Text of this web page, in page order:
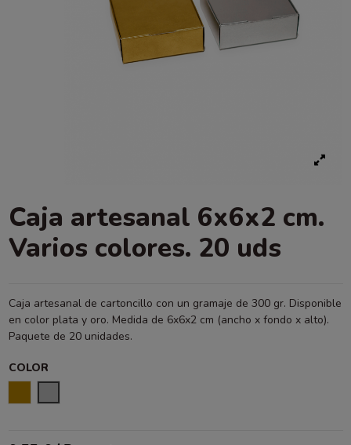
Caja artesanal 6x6x2 cm.
Varios colores. 20 uds
Caja artesanal de cartoncillo con un gramaje de 300 gr. Disponible
en color plata y oro. Medida de 6x6x2 cm (ancho x fondo x alto).
Paquete de 20 unidades.
COLOR